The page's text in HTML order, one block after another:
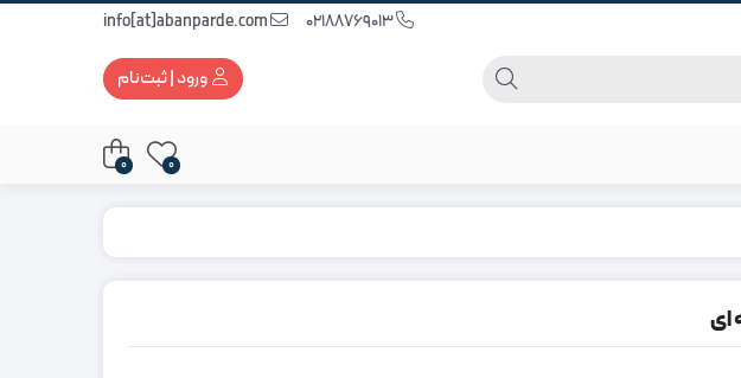
ورود | ثبت‌نام
0
0
ای